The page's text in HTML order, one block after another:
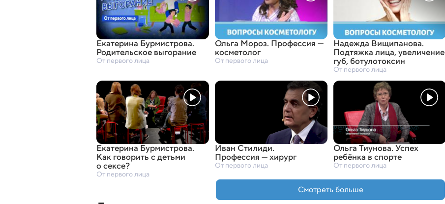
Екатерина Бурмистрова.
Родительское выгорание
От первого лица
Ольга Мороз. Профессия —
косметолог
От первого лица
Надежда Вищипанова.
Подтяжка лица, увеличение
губ, ботулотоксин
От первого лица
Екатерина Бурмистрова.
Как говорить с детьми
о сексе?
От первого лица
Иван Стилиди.
Профессия — хирург
От первого лица
Ольга Тиунова. Успех
ребёнка в спорте
От первого лица
Смотреть больше